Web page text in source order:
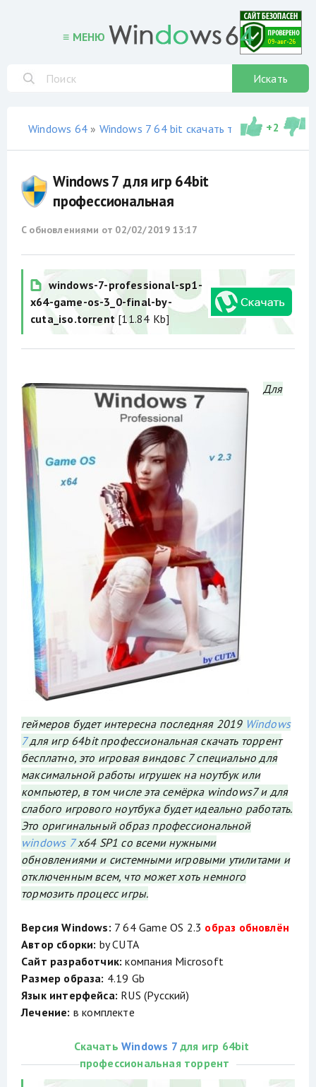
≡ МЕНЮ
Искать
Windows 64» Windows 7 64 bit скачать торрент»
+2
Windows 7 для игр 64bit
профессиональная
С обновлениями от 02/02/2019 13:17
windows-7-professional-sp1-
x64-game-os-3_0-final-by-
cuta_iso.torrent [11.84 Kb]
Для
геймеров будет интересна последняя 2019 Windows
7для игр 64bit профессиональная скачать торрент
бесплатно, это игровая виндовс 7 специально для
максимальной работы игрушек на ноутбук или
компьютер, в том числе эта семёрка windows7 и для
слабого игрового ноутбука будет идеально работать.
Это оригинальный образ профессиональной
windows 7x64 SP1 со всеми нужными
обновлениями и системными игровыми утилитами и
отключенным всем, что может хоть немного
тормозить процесс игры.
Версия Windows: 7 64 Game OS 2.3 образ обновлён
Автор сборки: by CUTA
Сайт разработчик: компания Microsoft
Размер образа: 4.19 Gb
Язык интерфейса: RUS (Русский)
Лечение: в комплекте
CкачатьWindows 7для игр 64bit
профессиональная торрент